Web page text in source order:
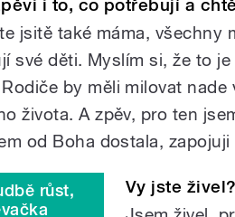
i to, co potřebují a
jsitě také máma, všechny
své děti. Myslím si, že to
by měli milovat
života. A zpěv, pro ten
od Boha dostala,
růst,
Vy jste živel?